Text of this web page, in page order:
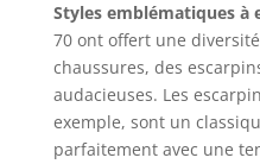
Styles emblématiques à
70 ont offert une
chaussures, des
audacieuses. Les
exemple, sont un
parfaitement avec une